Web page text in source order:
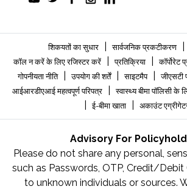
शिकयतों का सुधार सार्वजनिक प्रकटीकरण
कॉल न करें के लिए रजिस्टर करें प्रतिक्रिया कॉर्पोरेट
गोपनीयता नीति उपयोग की शर्तें साइटमैप जीएसटी
आईआरडीएआई महत्वपूर्ण परिपत्र स्वास्थ्य बीमा पॉलिसी के
ई-बीमा खाता अकाउंट
Advisory For
Please do not share any personal,
such as Passwords, OTP, Credit/Debit
to unknown individuals or sources.